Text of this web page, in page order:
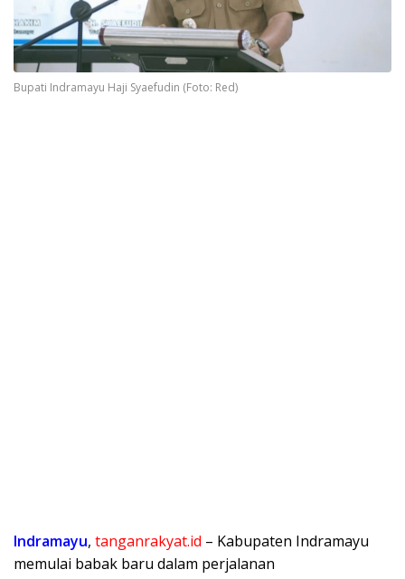
Bupati Indramayu Haji Syaefudin (Foto: Red)
Indramayu, tanganrakyat.id – Kabupaten Indramayu
memulai babak baru dalam perjalanan